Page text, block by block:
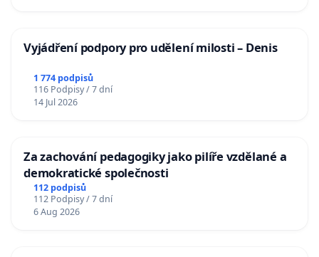
Vyjádření podpory pro udělení milosti – Denis
1 774 podpisů
116 Podpisy / 7 dní
14 Jul 2026
Za zachování pedagogiky jako pilíře vzdělané a
demokratické společnosti
112 podpisů
112 Podpisy / 7 dní
6 Aug 2026